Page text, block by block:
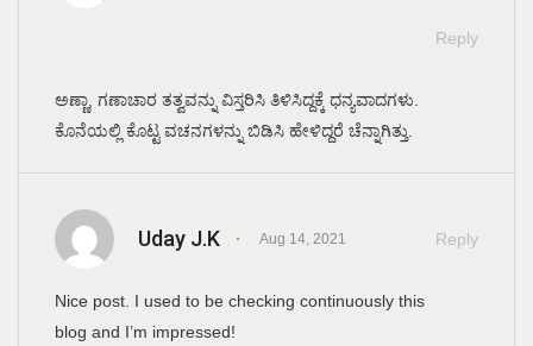
Reply
ಅಣ್ಣಾ, ಗಣಾಚಾರ ತತ್ವವನ್ನು ವಿಸ್ತರಿಸಿ ತಿಳಿಸಿದ್ದಕ್ಕೆ ಧನ್ಯವಾದಗಳು.
ಕೊನೆಯಲ್ಲಿ ಕೊಟ್ಟ ವಚನಗಳನ್ನು ಬಿಡಿಸಿ ಹೇಳಿದ್ದರೆ ಚೆನ್ನಾಗಿತ್ತು.
Uday J.K Aug 14, 2021 Reply
Nice post. I used to be checking continuously this
blog and I’m impressed!